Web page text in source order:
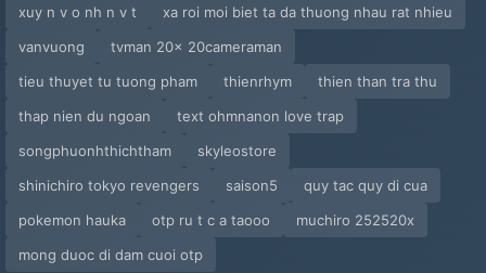
xuy n v o nh n v t
xa roi moi biet ta da thuong nhau rat nhieu
vanvuong
tvman 20x 20cameraman
tieu thuyet tu tuong pham
thienrhym
thien than tra thu
thap nien du ngoan
text ohmnanon love trap
songphuonhthichtham
skyleostore
shinichiro tokyo revengers
saison5
quy tac quy di cua
pokemon hauka
otp ru t c a taooo
muchiro 252520x
mong duoc di dam cuoi otp